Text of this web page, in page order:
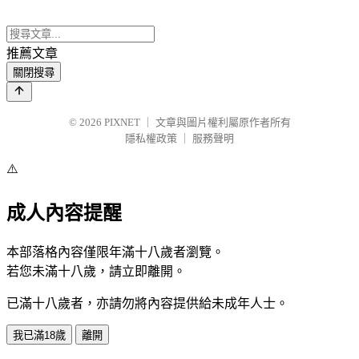
推薦文章
關閉搜尋
© 2026 PIXNET
文章與圖片權利屬原作者所有
隱私權政策
服務聲明
⚠️
成人內容提醒
本部落格內容僅限年滿十八歲者瀏覽。
若您未滿十八歲，請立即離開。
已滿十八歲者，亦請勿將內容提供給未成年人士。
我已滿18歲 離開